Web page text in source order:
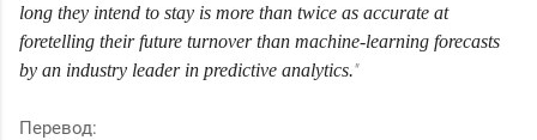
long they intend to stay is more than twice as accurate at
foretelling their future turnover than machine-learning forecasts
by an industry leader in predictive analytics."
Перевод: